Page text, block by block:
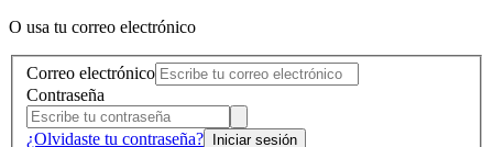
O usa tu correo electrónico
Correo electrónico
Contraseña
¿Olvidaste tu contraseña? Iniciar sesión